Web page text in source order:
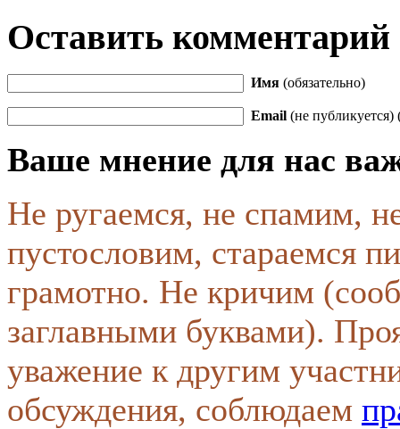
Оставить комментарий
Имя (обязательно)
Email (не публикуется)
Ваше мнение для нас
Не ругаемся, не спамим,
пустословим, стараемся
грамотно. Не кричим
заглавными буквами).
уважение к другим
обсуждения, соблюдаем